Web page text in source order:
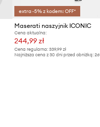
extra -5% z kodem: OFF*
Maserati naszyjnik ICONIC
Cena aktualna:
244,99 zł
Cena regularna:339,99 zł
Najniższa cena z 30 dni przed obniżką: